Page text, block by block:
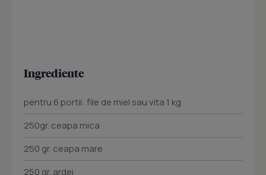
Ingrediente
pentru 6 portii: file de miel sau vita 1 kg
250gr. ceapa mica
250 gr. ceapa mare
250 gr. ardei